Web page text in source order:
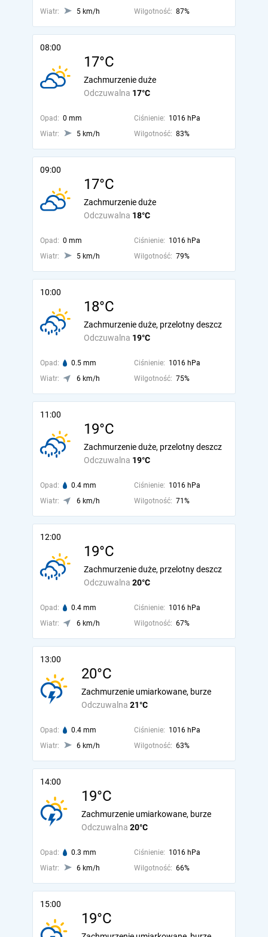
Wiatr: 5 km/h Wilgotność: 87%
08:00
17°C
Odczuwalna 17°C
Zachmurzenie duże
Opad: 0 mm Ciśnienie: 1016 hPa
Wiatr:
5 km/h Wilgotność: 83%
09:00
17°C
Odczuwalna 18°C
Zachmurzenie duże
Opad: 0 mm Ciśnienie: 1016 hPa
Wiatr:
5 km/h Wilgotność: 79%
10:00
18°C
Odczuwalna 19°C
Zachmurzenie duże, przelotny deszcz
Opad: 0.5 mm Ciśnienie: 1016 hPa
Wiatr:
6 km/h Wilgotność: 75%
11:00
19°C
Odczuwalna 19°C
Zachmurzenie duże, przelotny deszcz
Opad: 0.4 mm Ciśnienie: 1016 hPa
Wiatr:
6 km/h Wilgotność: 71%
12:00
19°C
Odczuwalna 20°C
Zachmurzenie duże, przelotny deszcz
Opad: 0.4 mm Ciśnienie: 1016 hPa
Wiatr:
6 km/h Wilgotność: 67%
13:00
20°C
Odczuwalna 21°C
Zachmurzenie umiarkowane, burze
Opad: 0.4 mm Ciśnienie: 1016 hPa
Wiatr:
6 km/h Wilgotność: 63%
14:00
19°C
Odczuwalna 20°C
Zachmurzenie umiarkowane, burze
Opad: 0.3 mm Ciśnienie: 1016 hPa
Wiatr:
6 km/h Wilgotność: 66%
15:00
19°C